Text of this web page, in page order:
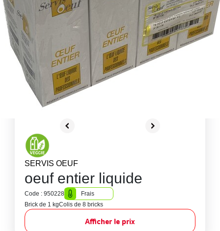
SERVIS OEUF
oeuf entier liquide
Code : 950228
Frais
Brick de 1 kgColis de 8 bricks
Afficher le prix